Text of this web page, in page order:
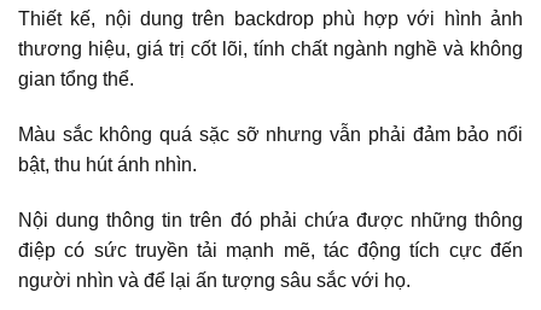
Thiết kế, nội dung trên backdrop phù hợp với hình ảnh
thương hiệu, giá trị cốt lõi, tính chất ngành nghề và không
gian tổng thể.
Màu sắc không quá sặc sỡ nhưng vẫn phải đảm bảo nổi
bật, thu hút ánh nhìn.
Nội dung thông tin trên đó phải chứa được những thông
điệp có sức truyền tải mạnh mẽ, tác động tích cực đến
người nhìn và để lại ấn tượng sâu sắc với họ.